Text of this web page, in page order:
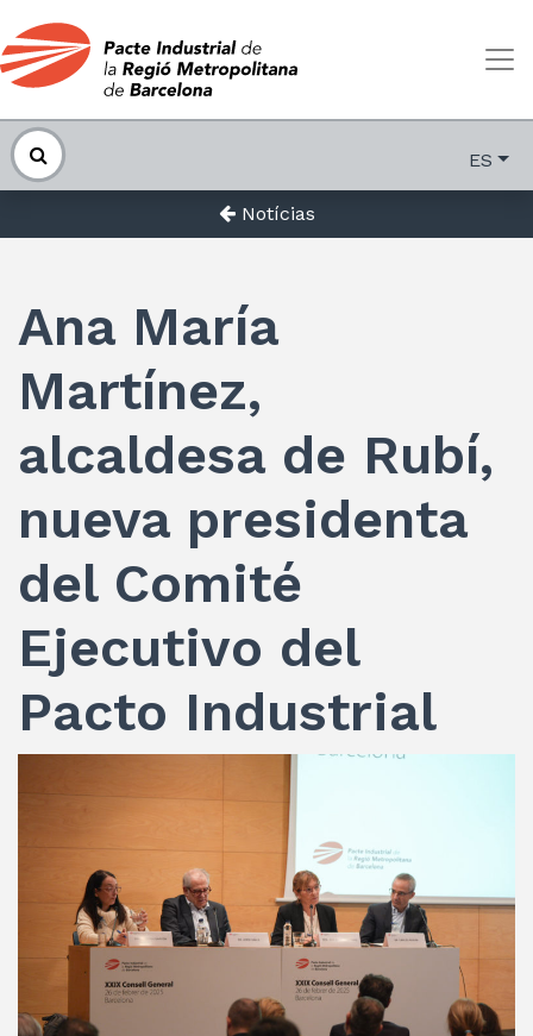
ES
Notícias
Ana María
Martínez,
alcaldesa de Rubí,
nueva presidenta
del Comité
Ejecutivo del
Pacto Industrial